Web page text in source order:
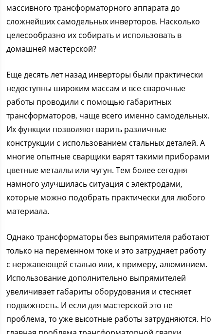
массивного трансформаторного аппарата до
сложнейших самодельных инверторов. Насколько
целесообразно их собирать и использовать в
домашней мастерской?
Еще десять лет назад инверторы были практически
недоступны широким массам и все сварочные
работы проводили с помощью габаритных
трансформаторов, чаще всего именно самодельных.
Их функции позволяют варить различные
конструкции с использованием стальных деталей. А
многие опытные сварщики варят такими приборами
цветные металлы или чугун. Тем более сегодня
намного улучшилась ситуация с электродами,
которые можно подобрать практически для любого
материала.
Однако трансформаторы без выпрямителя работают
только на переменном токе и это затрудняет работу
с нержавеющей сталью или, к примеру, алюминием.
Использование дополнительно выпрямителей
увеличивает габариты оборудования и стесняет
подвижность. И если для мастерской это не
проблема, то уже высотные работы затрудняются. Но